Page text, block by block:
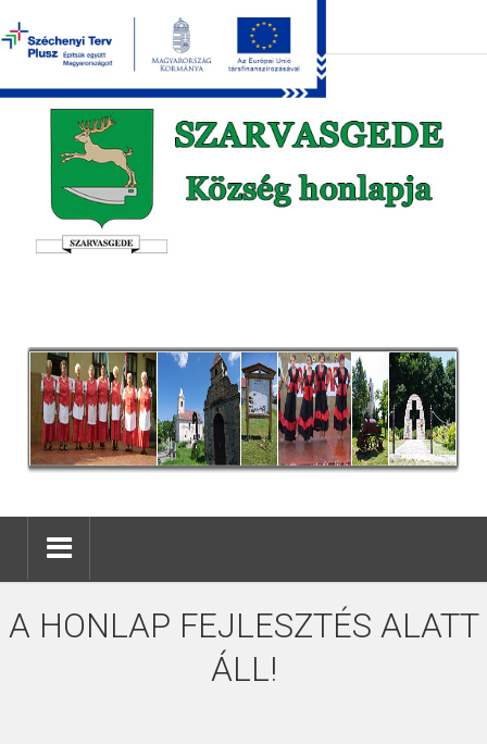
A HONLAP FEJLESZTÉS ALATT
ÁLL!